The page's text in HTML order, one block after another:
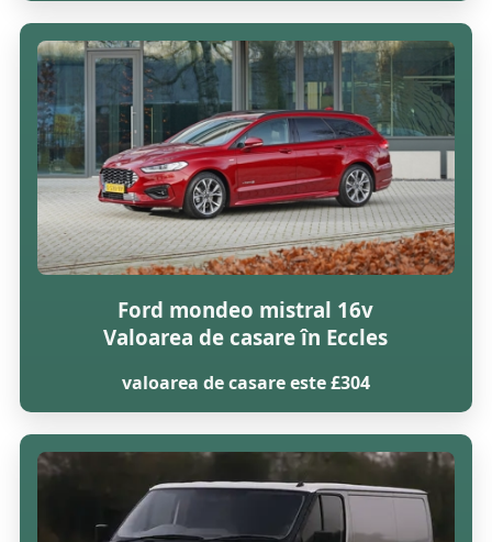
Ford mondeo mistral 16v
Valoarea de casare în Eccles
valoarea de casare este £304